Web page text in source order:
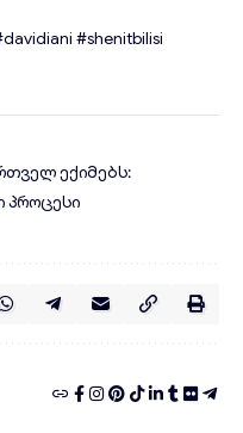
#shenitbilisi
ექიმებს:
პროცესი